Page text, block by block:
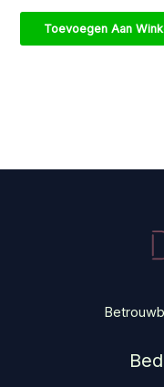
Toevoegen Aan